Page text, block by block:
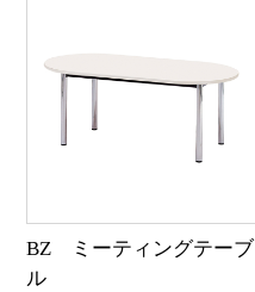
BZ ミーティングテーブ
ル